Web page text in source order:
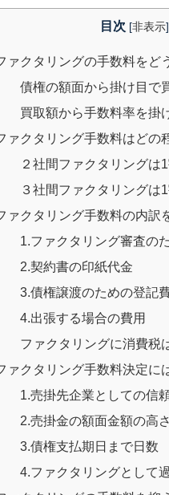
目次 [非表示]
ァクタリングの手数料をど
債権の額面から掛け目で
買取額から手数料率を掛
ァクタリング手数料はどの
２社間ファクタリングは
３社間ファクタリングは
ァクタリング手数料の内訳
1.ファクタリング審査の
2.契約書の印紙代金
3.債権譲渡のための登記
4.出張する場合の費用
ファクタリングに消費税
ァクタリング手数料決定に
1.売掛先企業としての信
2.売掛金の額面金額の高さ
3.債権支払期日まで日数
4.ファクタリングとして